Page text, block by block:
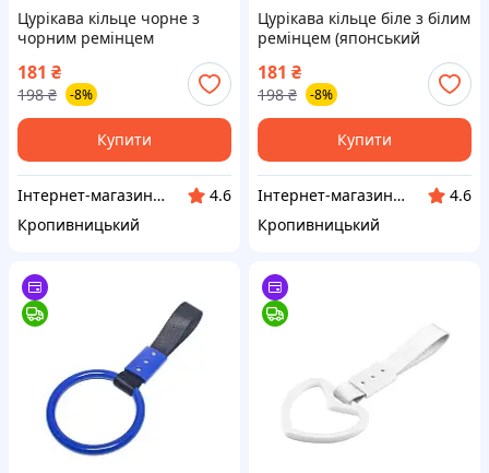
Цурікава кільце чорне з
чорним ремінцем
(японський поручень JDM)
(вр-во Завод) CH
181 ₴
198 ₴ -8%
Купити
Інтернет-магазин "Запчастинки"
4.6
Кропивницький
Цурікава кільце біле з білим
ремінцем (японський
поручень JDM) (вр-во Завод)
CH
181 ₴
198 ₴ -8%
Купити
Інтернет-магазин "Запчастинки"
4.6
Кропивницький